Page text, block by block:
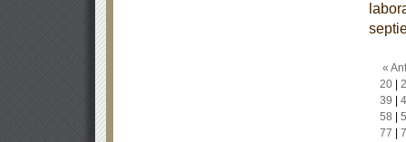
«
20|
39
58
77